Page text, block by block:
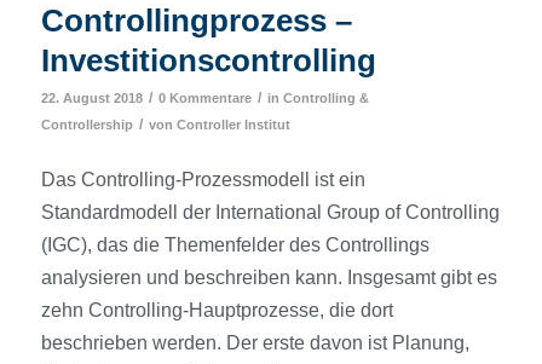
Controllingprozess –
Investitionscontrolling
22. August 2018 / 0 Kommentare / in Controlling &
Controllership / von Controller Institut
Das Controlling-Prozessmodell ist ein
Standardmodell der International Group of Controlling
(IGC), das die Themenfelder des Controllings
analysieren und beschreiben kann. Insgesamt gibt es
zehn Controlling-Hauptprozesse, die dort
beschrieben werden. Der erste davon ist Planung,